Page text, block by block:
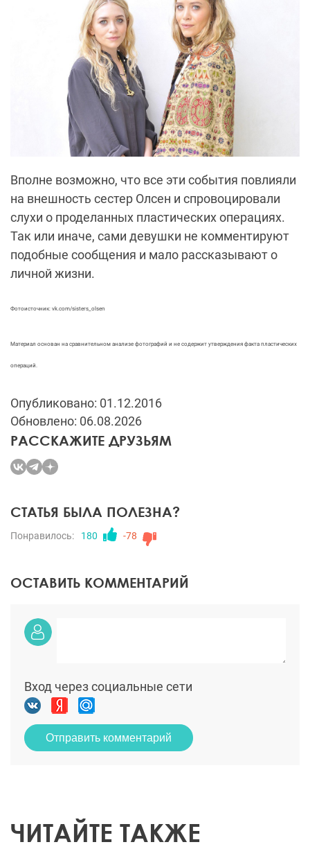
Вполне возможно, что все эти события повлияли
на внешность сестер Олсен и спровоцировали
слухи о проделанных пластических операциях.
Так или иначе, сами девушки не комментируют
подобные сообщения и мало рассказывают о
личной жизни.
Фотоисточник: vk.com/sisters_olsen
Материал основан на сравнительном анализе фотографий и не содержит утверждения факта пластических
операций.
Опубликовано: 01.12.2016
Обновлено: 06.08.2026
РАССКАЖИТЕ ДРУЗЬЯМ
СТАТЬЯ БЫЛА ПОЛЕЗНА?
Понравилось: 180 -78
ОСТАВИТЬ КОММЕНТАРИЙ
Вход через социальные сети
Отправить комментарий
ЧИТАЙТЕ ТАКЖЕ